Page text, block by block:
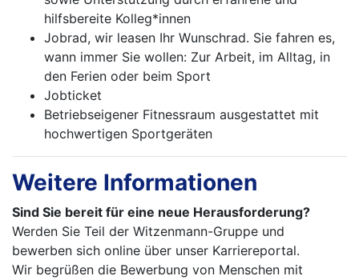
hilfsbereite Kolleg*innen
Jobrad, wir leasen Ihr Wunschrad. Sie fahren es,
wann immer Sie wollen: Zur Arbeit, im Alltag, in
den Ferien oder beim Sport
Jobticket
Betriebseigener Fitnessraum ausgestattet mit
hochwertigen Sportgeräten
Weitere Informationen
Sind Sie bereit für eine neue Herausforderung?
Werden Sie Teil der Witzenmann-Gruppe und
bewerben sich online über unser Karriereportal.
Wir begrüßen die Bewerbung von Menschen mit